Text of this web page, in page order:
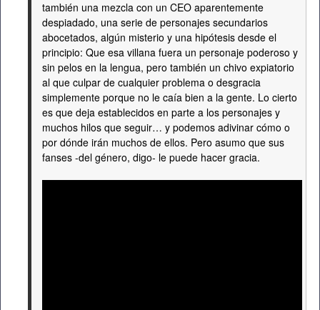
también una mezcla con un CEO aparentemente
despiadado, una serie de personajes secundarios
abocetados, algún misterio y una hipótesis desde el
principio: Que esa villana fuera un personaje poderoso y
sin pelos en la lengua, pero también un chivo expiatorio
al que culpar de cualquier problema o desgracia
simplemente porque no le caía bien a la gente. Lo cierto
es que deja establecidos en parte a los personajes y
muchos hilos que seguir… y podemos adivinar cómo o
por dónde irán muchos de ellos. Pero asumo que sus
fanses -del género, digo- le puede hacer gracia.